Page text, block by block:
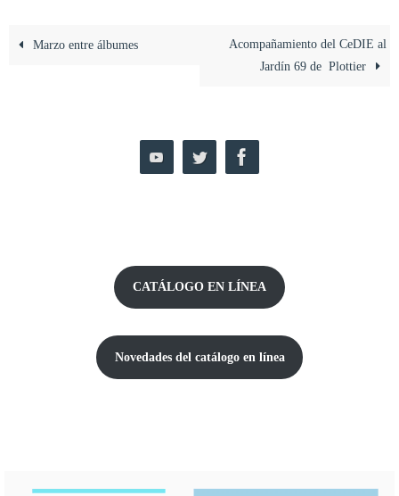
Marzo entre álbumes
Acompañamiento del CeDIE al
Jardín 69 de Plottier
CATÁLOGO EN LÍNEA
Novedades del catálogo en línea